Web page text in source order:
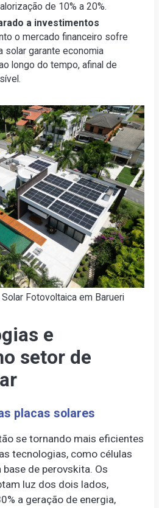
de 10% a 20%.
a investimentos
o mercado financeiro sofre
solar garante economia
longo do tempo, afinal de
Fotovoltaica em Barueri
e
setor de
placas solares
se tornando mais eficientes
tecnologias, como células
de perovskita. Os
luz dos dois lados,
a geração de energia,